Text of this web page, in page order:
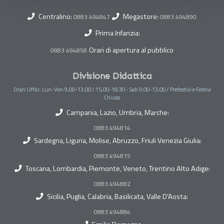
Centralino: 0883 494847 Megastore: 0883 494890
Prima Infanzia:
0883 494858 Orari di apertura al pubblico
Divisione Didattica
Orari Uffici: Lun-Ven 9,00-13,00 / 15,00-18,30 - Sab 9,00-13,00 / Prefestivi e Festivi
Chiuso
Campania, Lazio, Umbria, Marche:
0883 494814
Sardegna, Liguria, Molise, Abruzzo, Friuli Venezia Giulia:
0883 494815
Toscana, Lombardia, Piemonte, Veneto, Trentino Alto Adige:
0883 494882
Sicilia, Puglia, Calabria, Basilicata, Valle D'Aosta:
0883 494884